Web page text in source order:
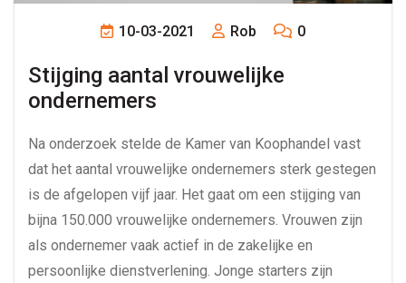
10-03-2021 Rob 0
Stijging aantal vrouwelijke
ondernemers
Na onderzoek stelde de Kamer van Koophandel vast
dat het aantal vrouwelijke ondernemers sterk gestegen
is de afgelopen vijf jaar. Het gaat om een stijging van
bijna 150.000 vrouwelijke ondernemers. Vrouwen zijn
als ondernemer vaak actief in de zakelijke en
persoonlijke dienstverlening. Jonge starters zijn